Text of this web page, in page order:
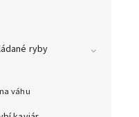
ryby
váhu